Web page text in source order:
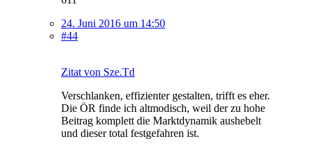
24. Juni 2016 um 14:50
#44
Zitat von Sze.Td
Verschlanken, effizienter gestalten, trifft es eher.
Die ÖR finde ich altmodisch, weil der zu hohe
Beitrag komplett die Marktdynamik aushebelt
und dieser total festgefahren ist.